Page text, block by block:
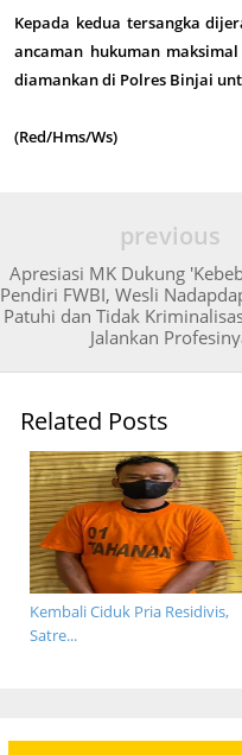
Kepada kedua tersangka
ancaman hukuman
diamankan di Polres Binjai
(Red/Hms/Ws)
previous
Apresiasi MK Dukung
Pendiri FWBI, Wesli
Patuhi dan Tidak
Jalankan
Related Posts
Kembali Ciduk Pria Residivis,
Satre...